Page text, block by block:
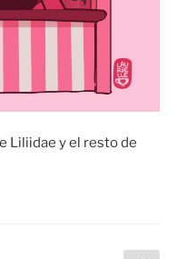
Liliidae y el resto de